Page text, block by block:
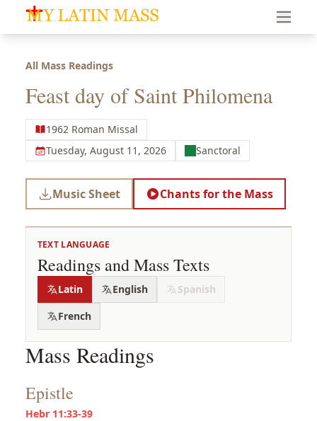
My Latin Mass - Traditional Latin Mass of South Florida
All Mass Readings
Feast day of Saint Philomena
1962 Roman Missal
Tuesday, August 11, 2026
Sanctoral
Music Sheet Chants for the Mass
TEXT LANGUAGE
Readings and Mass Texts
Latin English
Spanish
French
Mass Readings
Epistle
Hebr 11:33-39